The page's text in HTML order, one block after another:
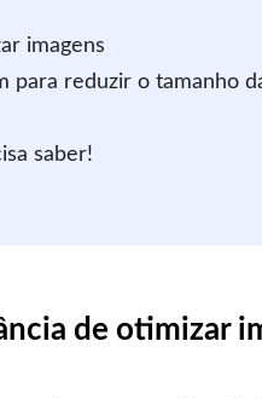
imagens
para reduzir o tamanho
saber!
de otimizar